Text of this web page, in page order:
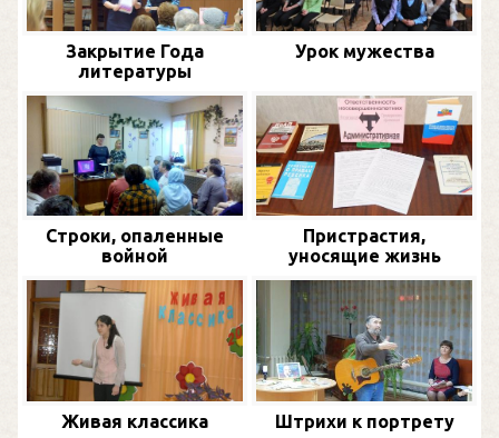
Закрытие Года
литературы
Урок мужества
Строки, опаленные
войной
Пристрастия,
уносящие жизнь
Живая классика Штрихи к портрету